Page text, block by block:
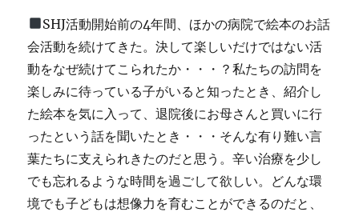
SHJ活動開始前の4年間、ほかの病院で絵本のお話
会活動を続けてきた。決して楽しいだけではない活
動をなぜ続けてこられたか・・・？私たちの訪問を
楽しみに待っている子がいると知ったとき、紹介し
た絵本を気に入って、退院後にお母さんと買いに行
ったという話を聞いたとき・・・そんな有り難い言
葉たちに支えられきたのだと思う。辛い治療を少し
でも忘れるような時間を過ごして欲しい。どんな環
境でも子どもは想像力を育むことができるのだと、